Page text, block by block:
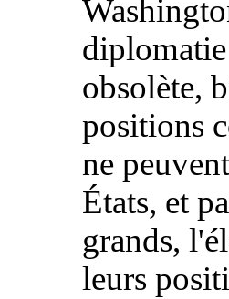
obsolète,
positions
ne
États, et
grands,
leurs